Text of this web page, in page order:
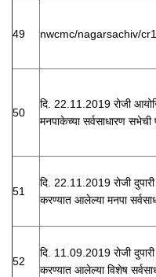
49 nwcmc/nagarsachiv/
50
दि. 22.11.2019 रोजी
मनपाकेच्या सर्वसाधारण सभेची
51
दि. 22.11.2019 रोजी
करण्यात आलेल्या मनपा
52
दि. 11.09.2019 रोजी
करण्यात आलेल्या विशेष